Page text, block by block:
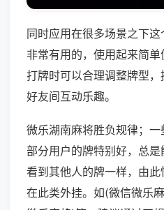
同时应用在很多场景之下
非常有用的，使用起来简
打牌时可以合理调整牌型
好友间互动乐趣。
微乐湖南麻将胜负规律；
部分用户的牌特别好，总
看到其他人的牌一样，由
在此类外挂。如(微信微乐